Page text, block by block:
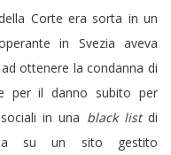
Corte era sorta in un
in Svezia aveva
ottenere la condanna di
per il danno subito per
in una black listdi
su un sito gestito